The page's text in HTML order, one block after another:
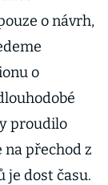
o návrh,
o
proudilo
na přechod z
je dost času.